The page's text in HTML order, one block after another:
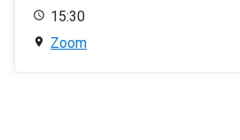
15:30
Zoom